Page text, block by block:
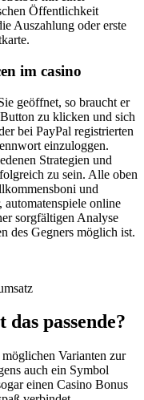
Öffentlichkeit
Auszahlung oder erste
im casino
geöffnet, so braucht er
zu klicken und sich
bei PayPal registrierten
einzuloggen.
Strategien und
zu sein. Alle oben
und
automatenspiele online
sorgfältigen Analyse
des Gegners möglich ist.
passende?
Varianten zur
auch ein Symbol
einen Casino Bonus